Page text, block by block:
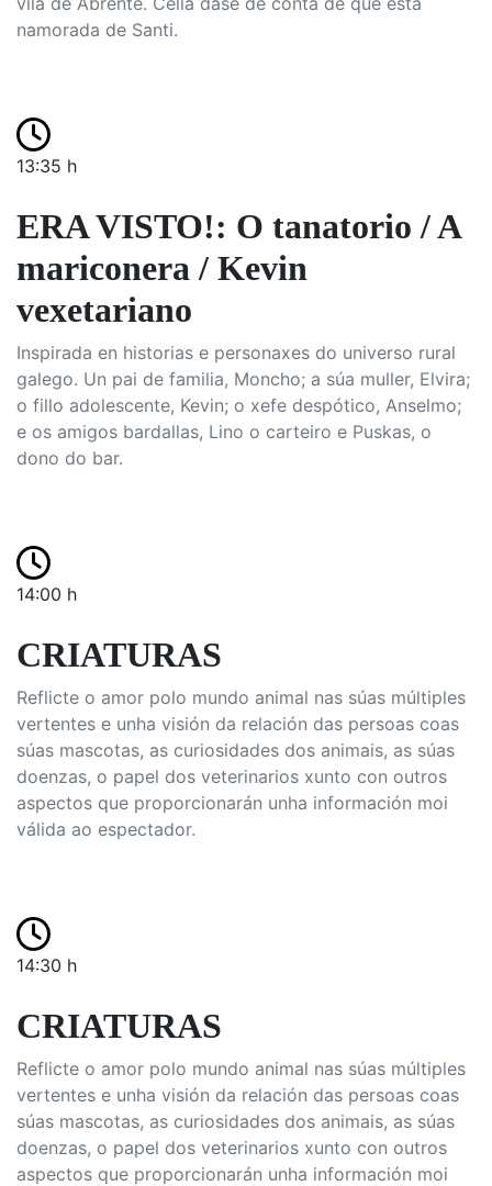
namorada de Santi.
13:35 h
ERA VISTO!: O tanatorio / A
mariconera / Kevin
vexetariano
Inspirada en historias e personaxes do universo rural
galego. Un pai de familia, Moncho; a súa muller, Elvira;
o fillo adolescente, Kevin; o xefe despótico, Anselmo;
e os amigos bardallas, Lino o carteiro e Puskas, o
dono do bar.
14:00 h
CRIATURAS
Reflicte o amor polo mundo animal nas súas múltiples
vertentes e unha visión da relación das persoas coas
súas mascotas, as curiosidades dos animais, as súas
doenzas, o papel dos veterinarios xunto con outros
aspectos que proporcionarán unha información moi
válida ao espectador.
14:30 h
CRIATURAS
Reflicte o amor polo mundo animal nas súas múltiples
vertentes e unha visión da relación das persoas coas
súas mascotas, as curiosidades dos animais, as súas
doenzas, o papel dos veterinarios xunto con outros
aspectos que proporcionarán unha información moi